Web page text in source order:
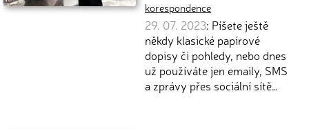
korespondence
29. 07. 2023: Píšete ještě
někdy klasické papírové
dopisy či pohledy, nebo dnes
už používáte jen emaily, SMS
a zprávy přes sociální sítě…